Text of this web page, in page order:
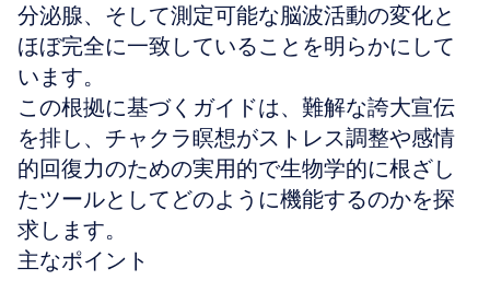
分泌腺、そして測定可能な脳波活動の変化と
ほぼ完全に一致していることを明らかにして
います。
この根拠に基づくガイドは、難解な誇大宣伝
を排し、チャクラ瞑想がストレス調整や感情
的回復力のための実用的で生物学的に根ざし
たツールとしてどのように機能するのかを探
求します。
主なポイント